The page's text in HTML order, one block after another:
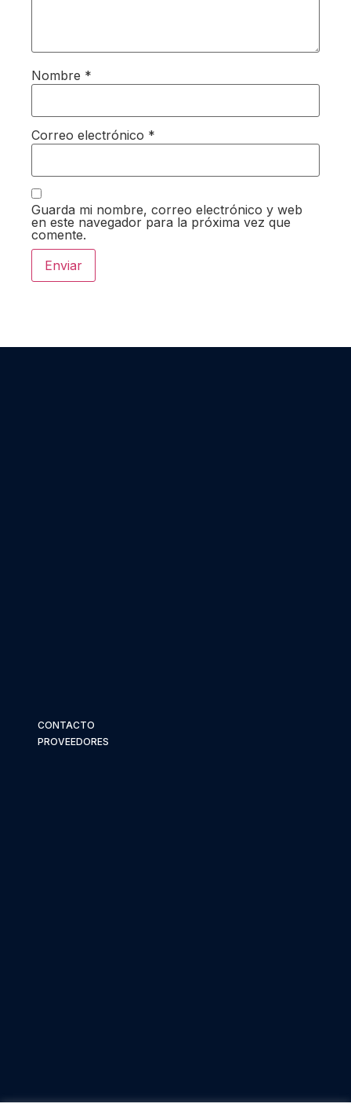
Nombre *
Correo electrónico *
Guarda mi nombre, correo electrónico y web
en este navegador para la próxima vez que
comente.
CONTACTO
PROVEEDORES